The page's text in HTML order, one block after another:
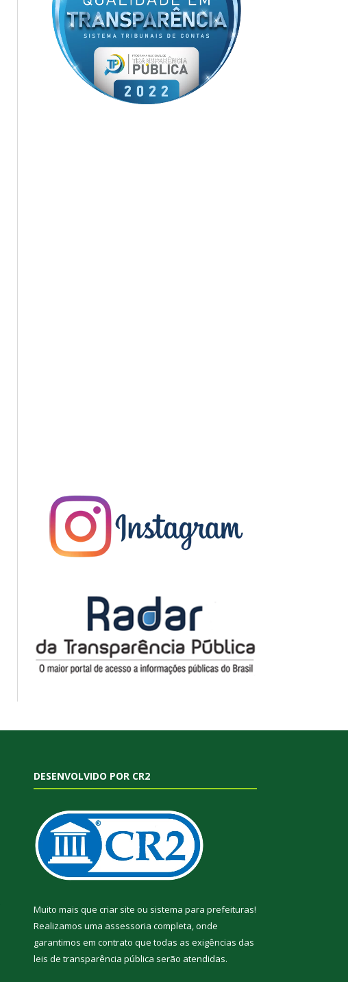
DESENVOLVIDO POR CR2
Muito mais que criar site ou sistema para prefeituras!
Realizamos uma assessoria completa, onde
garantimos em contrato que todas as exigências das
leis de transparência pública serão atendidas.